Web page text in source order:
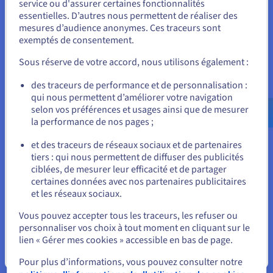
autre domaine d'application essentiel du IaaS. Les
entreprises peuvent déployer leurs sites web et leurs
applications sur des serveurs virtuels fournis par des
fournisseurs IaaS, assurant une disponibilité et une
des options d’évolutivité automatique, permettant aux
des besoins des utilisateurs.
Analyse de données et big data
données et du big data. Les entreprises peuvent en effet
traiter de grandes quantités de données en utilisant des
ressources de calcul et de stockage flexibles. Les solutions
IaaS permettent en outre de réaliser des analyses complexes
et de générer des insights précieux sans avoir à investir dans
évolutivité qui permet de traiter des volumes de données
croissants de manière efficace.
Sauvegarde et récupération de données
Unis.
Pour commander, rendez-vous sur le site de votre pays (États-
Allez sur le site États-Unis
us.ovhcloud.com/learn Anglais USD - $
ou
Rester sur le site actuel
Sélectionner un autre site web
service ou d'assurer certaines fonctionnalités
essentielles. D’autres nous permettent de réaliser des
mesures d’audience anonymes. Ces traceurs sont
exemptés de consentement.
Sous réserve de votre accord, nous utilisons également :
des traceurs de performance et de personnalisation :
qui nous permettent d’améliorer votre navigation
selon vos préférences et usages ainsi que de mesurer
la performance de nos pages ;
et des traceurs de réseaux sociaux et de partenaires
tiers : qui nous permettent de diffuser des publicités
ciblées, de mesurer leur efficacité et de partager
certaines données avec nos partenaires publicitaires
et les réseaux sociaux.
Vous pouvez accepter tous les traceurs, les refuser ou
personnaliser vos choix à tout moment en cliquant sur le
lien « Gérer mes cookies » accessible en bas de page.
Pour plus d’informations, vous pouvez consulter notre